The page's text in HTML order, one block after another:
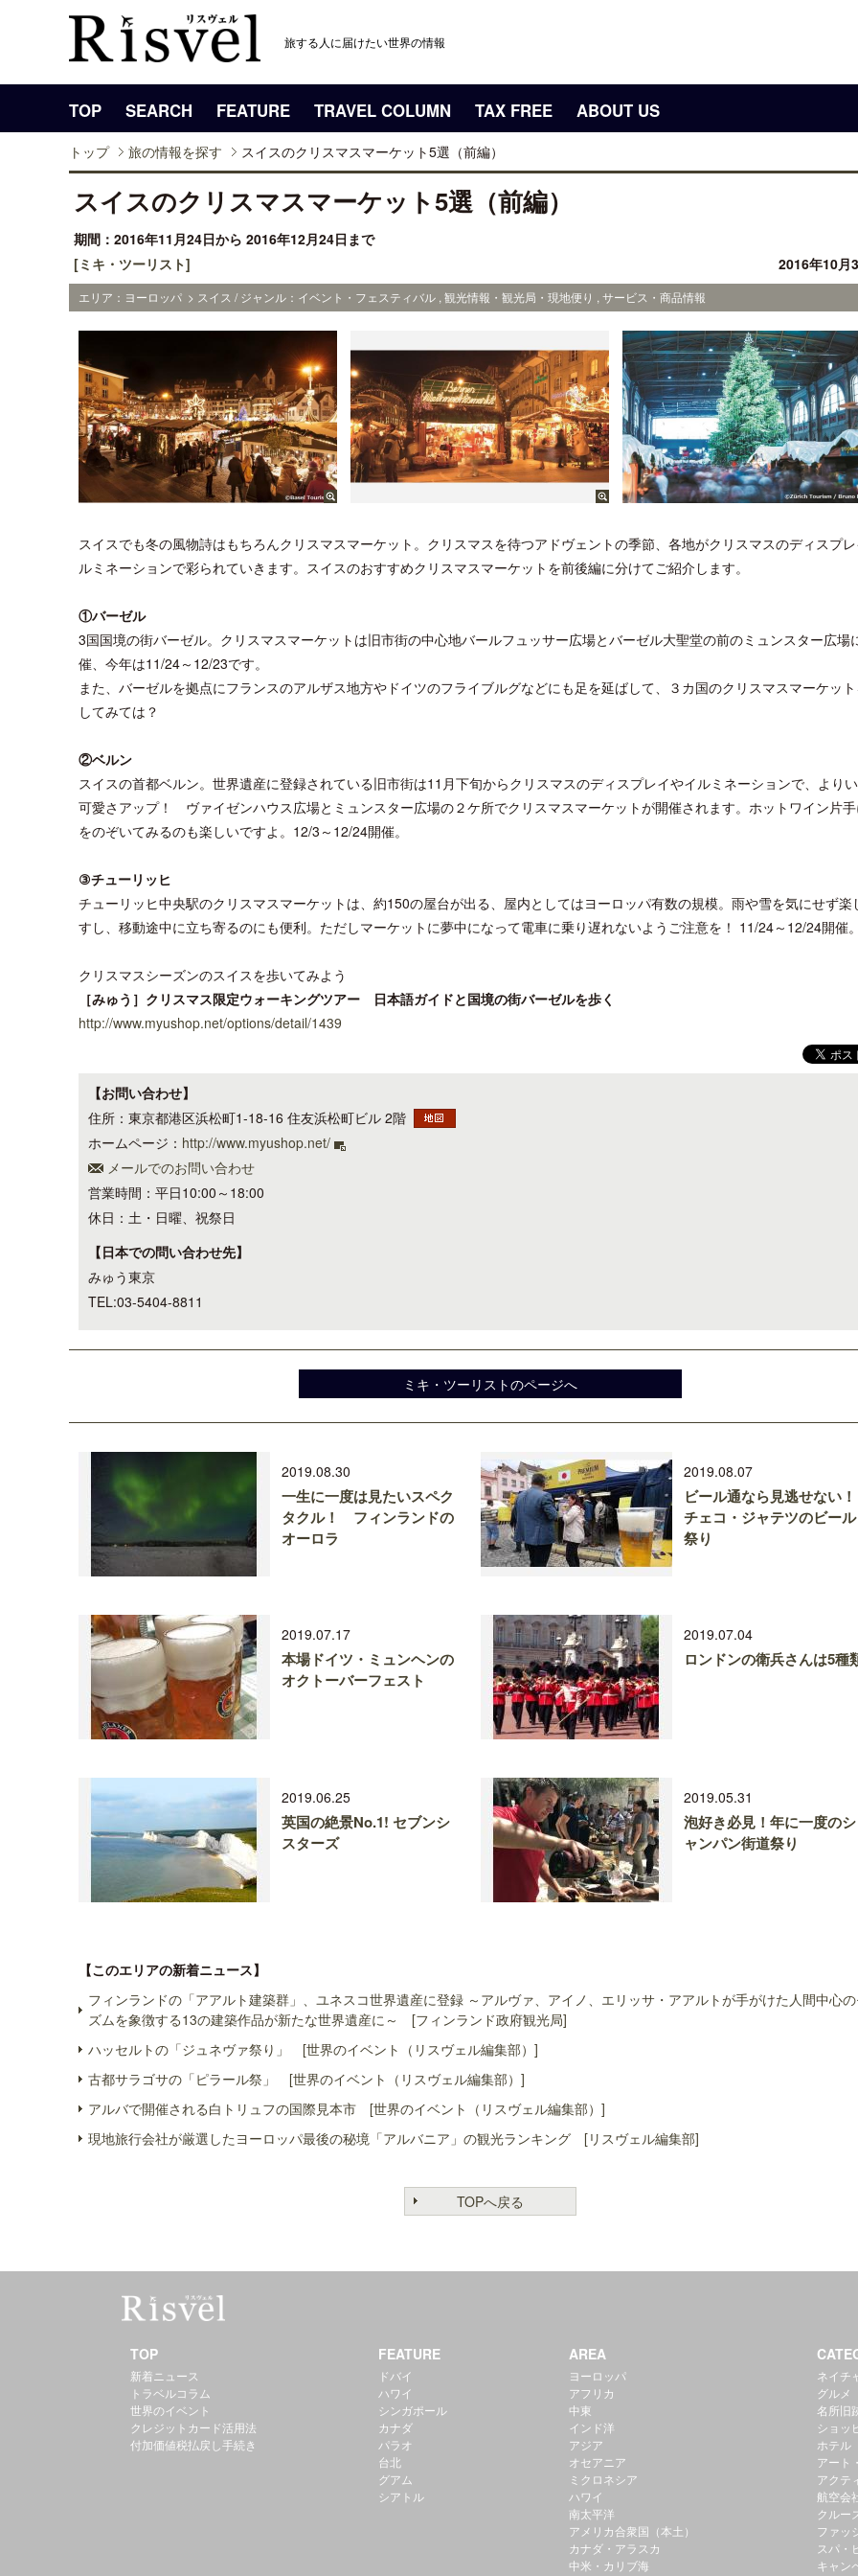
旅する人に届けたい世界の情報
TOP SEARCH FEATURE TRAVEL COLUMN TAX FREE ABOUT US
トップ 旅の情報を探す スイスのクリスマスマーケット5選（前編）
スイスのクリスマスマーケット5選（前編）
期間：2016年11月24日から 2016年12月24日まで
[ミキ・ツーリスト]
2016年10月
エリア：ヨーロッパ > スイス / ジャンル：イベント・フェスティバル , 観光情報・観光局・現地便り , サービス・商品情報
スイスでも冬の風物詩はもちろんクリスマスマーケット。クリスマスを待つアドヴェントの季節、各地がクリスマスのディスプ
ルミネーションで彩られていきます。スイスのおすすめクリスマスマーケットを前後編に分けてご紹介します。
①バーゼル
3国国境の街バーゼル。クリスマスマーケットは旧市街の中心地バールフュッサー広場とバーゼル大聖堂の前のミュンスター広場
催、今年は11/24～12/23です。
また、バーゼルを拠点にフランスのアルザス地方やドイツのフライブルグなどにも足を延ばして、３カ国のクリスマスマーケッ
してみては？
②ベルン
スイスの首都ベルン。世界遺産に登録されている旧市街は11月下旬からクリスマスのディスプレイやイルミネーションで、より
可愛さアップ！ ヴァイゼンハウス広場とミュンスター広場の２ケ所でクリスマスマーケットが開催されます。ホットワイン片
をのぞいてみるのも楽しいですよ。12/3～12/24開催。
③チューリッヒ
チューリッヒ中央駅のクリスマスマーケットは、約150の屋台が出る、屋内としてはヨーロッパ有数の規模。雨や雪を気にせず楽
すし、移動途中に立ち寄るのにも便利。ただしマーケットに夢中になって電車に乗り遅れないようご注意を！ 11/24～12/24開催
クリスマスシーズンのスイスを歩いてみよう
［みゅう］クリスマス限定ウォーキングツアー 日本語ガイドと国境の街バーゼルを歩く
http://www.myushop.net/options/detail/1439
【お問い合わせ】
住所：東京都港区浜松町1-18-16 住友浜松町ビル 2階
ホームページ： http://www.myushop.net/
メールでのお問い合わせ
営業時間：平日10:00～18:00
休日：土・日曜、祝祭日
【日本での問い合わせ先】
みゅう東京
TEL:03-5404-8811
ミキ・ツーリストのページへ
2019.08.30
一生に一度は見たいスペク
タクル！ フィンランドの
オーロラ
2019.08.07
ビール通なら見逃せない！
チェコ・ジャテツのビール
祭り
2019.07.17
本場ドイツ・ミュンヘンの
オクトーバーフェスト
2019.07.04
ロンドンの衛兵さんは5種
2019.06.25
英国の絶景No.1! セブンシ
スターズ
2019.05.31
泡好き必見！年に一度のシ
ャンパン街道祭り
【このエリアの新着ニュース】
フィンランドの「アアルト建築群」、ユネスコ世界遺産に登録 ～アルヴァ、アイノ、エリッサ・アアルトが手がけた人間中心
ズムを象徴する13の建築作品が新たな世界遺産に～ [フィンランド政府観光局]
ハッセルトの「ジュネヴァ祭り」 [世界のイベント（リスヴェル編集部）]
古都サラゴサの「ピラール祭」 [世界のイベント（リスヴェル編集部）]
アルバで開催される白トリュフの国際見本市 [世界のイベント（リスヴェル編集部）]
現地旅行会社が厳選したヨーロッパ最後の秘境「アルバニア」の観光ランキング [リスヴェル編集部]
TOPへ戻る
クアロア・ランチ、新予約システム導
入のお知らせ
TOP
新着ニュース
トラベルコラム
世界のイベント
クレジットカード活用法
付加価値税払戻し手続き
FEATURE
ドバイ
ハワイ
シンガポール
カナダ
パラオ
台北
グアム
シアトル
AREA
ヨーロッパ
アフリカ
中東
インド洋
アジア
オセアニア
ミクロネシア
ハワイ
南太平洋
アメリカ合衆国（本土）
カナダ・アラスカ
中米・カリブ海
ネイチ
グルメ
名所旧
ショッ
ホテル
アート
アクテ
航空会
クルー
ファッ
スパ・
キャン